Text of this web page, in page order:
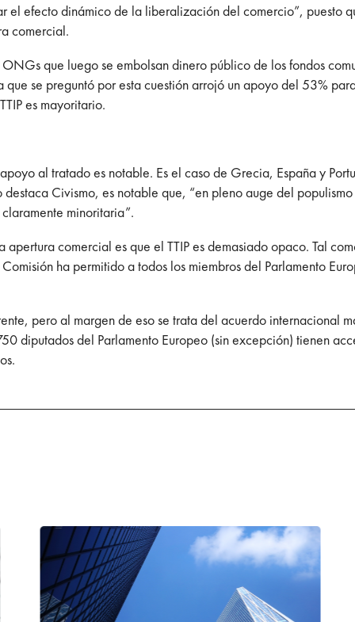
efecto dinámico de la liberalización del comercio”, puesto
comercial.
que luego se embolsan dinero público de los fondos
que se preguntó por esta cuestión arrojó un apoyo del 53%
es mayoritario.
al tratado es notable. Es el caso de Grecia, España y
Civismo, es notable que, “en pleno auge del
minoritaria”.
apertura comercial es que el TTIP es demasiado opaco. Tal
ha permitido a todos los miembros del Parlamento
pero al margen de eso se trata del acuerdo internacional
diputados del Parlamento Europeo (sin excepción) tienen